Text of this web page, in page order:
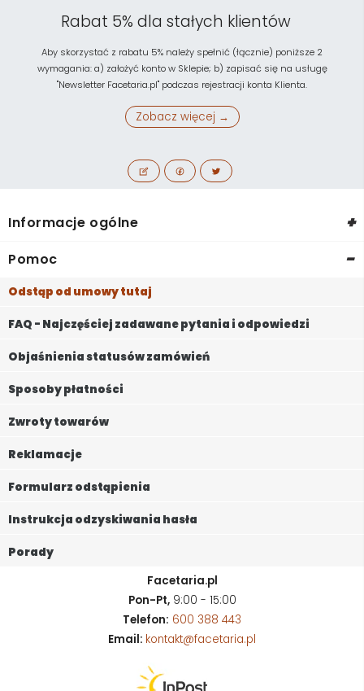
Rabat 5% dla stałych klientów
Aby skorzystać z rabatu 5% należy spełnić (łącznie) poniższe 2
wymagania: a) założyć konto w Sklepie; b) zapisać się na usługę
"Newsletter Facetaria.pl" podczas rejestracji konta Klienta.
Zobacz więcej →
Informacje ogólne +
Pomoc -
Odstąp od umowy tutaj
FAQ - Najczęściej zadawane pytania i odpowiedzi
Objaśnienia statusów zamówień
Sposoby płatności
Zwroty towarów
Reklamacje
Formularz odstąpienia
Instrukcja odzyskiwania hasła
Porady
Facetaria.pl
Pon-Pt,9:00 - 15:00
Telefon: 600 388 443
Email: kontakt@facetaria.pl